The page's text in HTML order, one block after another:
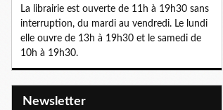
La librairie est ouverte de 11h à 19h30 sans
interruption, du mardi au vendredi. Le lundi
elle ouvre de 13h à 19h30 et le samedi de
10h à 19h30.
Newsletter